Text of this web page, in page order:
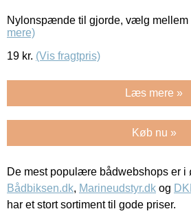
Nylonspænde til gjorde, vælg mellem
mere)
19 kr. (Vis fragtpris)
Læs mere »
Køb nu »
De mest populære bådwebshops er i
Bådbiksen.dk, Marineudstyr.dk og
har et stort sortiment til gode priser.